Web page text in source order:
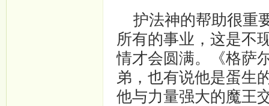
护法神的帮助很重
所有的事业，这是不
情才会圆满。《格萨
弟，也有说他是蛋生
他与力量强大的魔王